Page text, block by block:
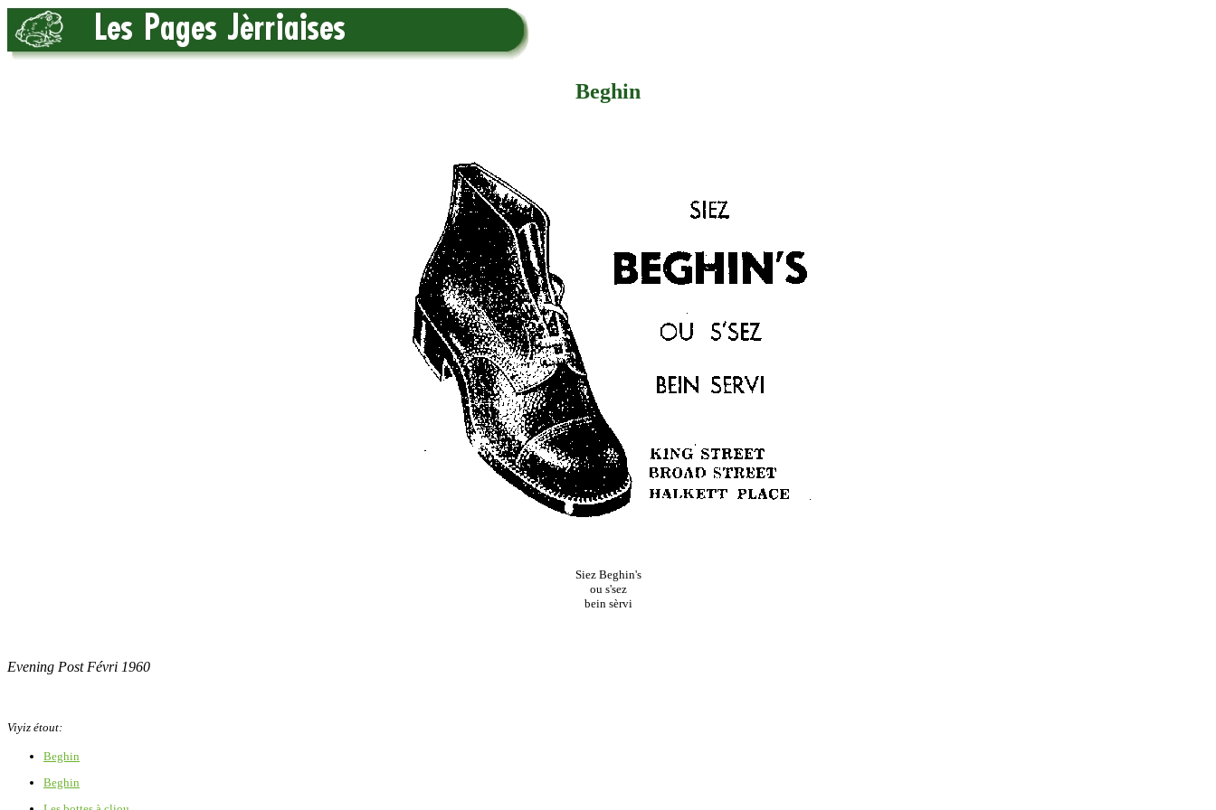
Beghin
Siez Beghin's
ou s'sez
bein sèrvi
Evening Post Févri 1960
Viyiz étout:
Beghin
Beghin